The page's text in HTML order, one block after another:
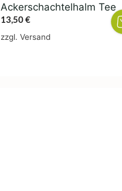
Ackerschachtelhalm Tee
13,50€
zzgl. Versand